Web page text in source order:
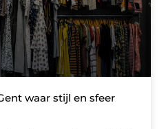
waar stijl en sfeer